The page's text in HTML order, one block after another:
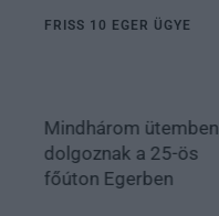
FRISS 10 EGER ÜGYE
Mindhárom ütemben
dolgoznak a 25-ös
főúton Egerben